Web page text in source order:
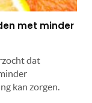
met minder
dat
kan zorgen.